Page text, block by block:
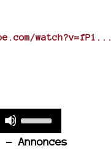
decrease
watch?v=fPi...
Arrow
Annonces